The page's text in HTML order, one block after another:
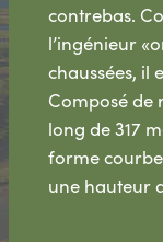
contrebas.
l’ingénieur
chaussées, il
Composé de
long de 317
forme
une hauteur